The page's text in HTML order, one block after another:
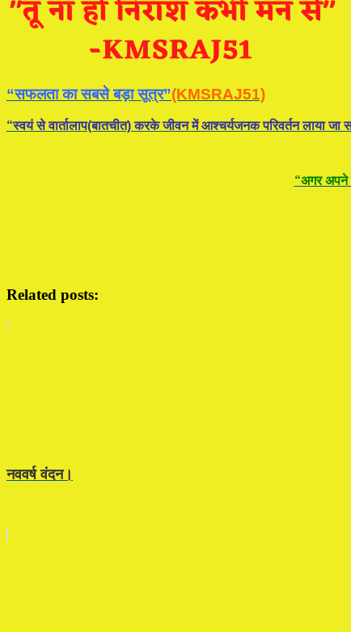
“सफलता का सबसे बड़ा सूत्र”(KMSRAJ51)
“स्वयं से वार्तालाप(बातचीत) करके जीवन में आश्चर्यजनक परिवर्तन लाया
“अगर अपने
Related posts:
नववर्ष वंदन।